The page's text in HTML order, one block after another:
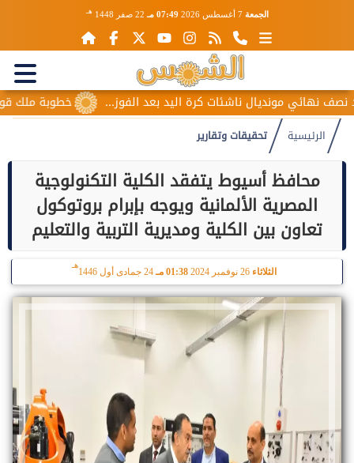
الجمعة 7 أغسطس 2026 07:49 مـ 22 صفر 1448 هـ
خطوبة ملك قورة ويوسف ناشئات كرة اليد بعد الفوز...
الرئيسية تحقيقات وتقارير
محافظ أسيوط يتفقد الكلية التكنولوجية
المصرية الألمانية ويوجه بإبرام بروتوكول
تعاون بين الكلية ومديرية التربية والتعليم
الثلاثاء 26 نوفمبر 2024 01:38 مـ 24 جمادى أول 1446
هـ